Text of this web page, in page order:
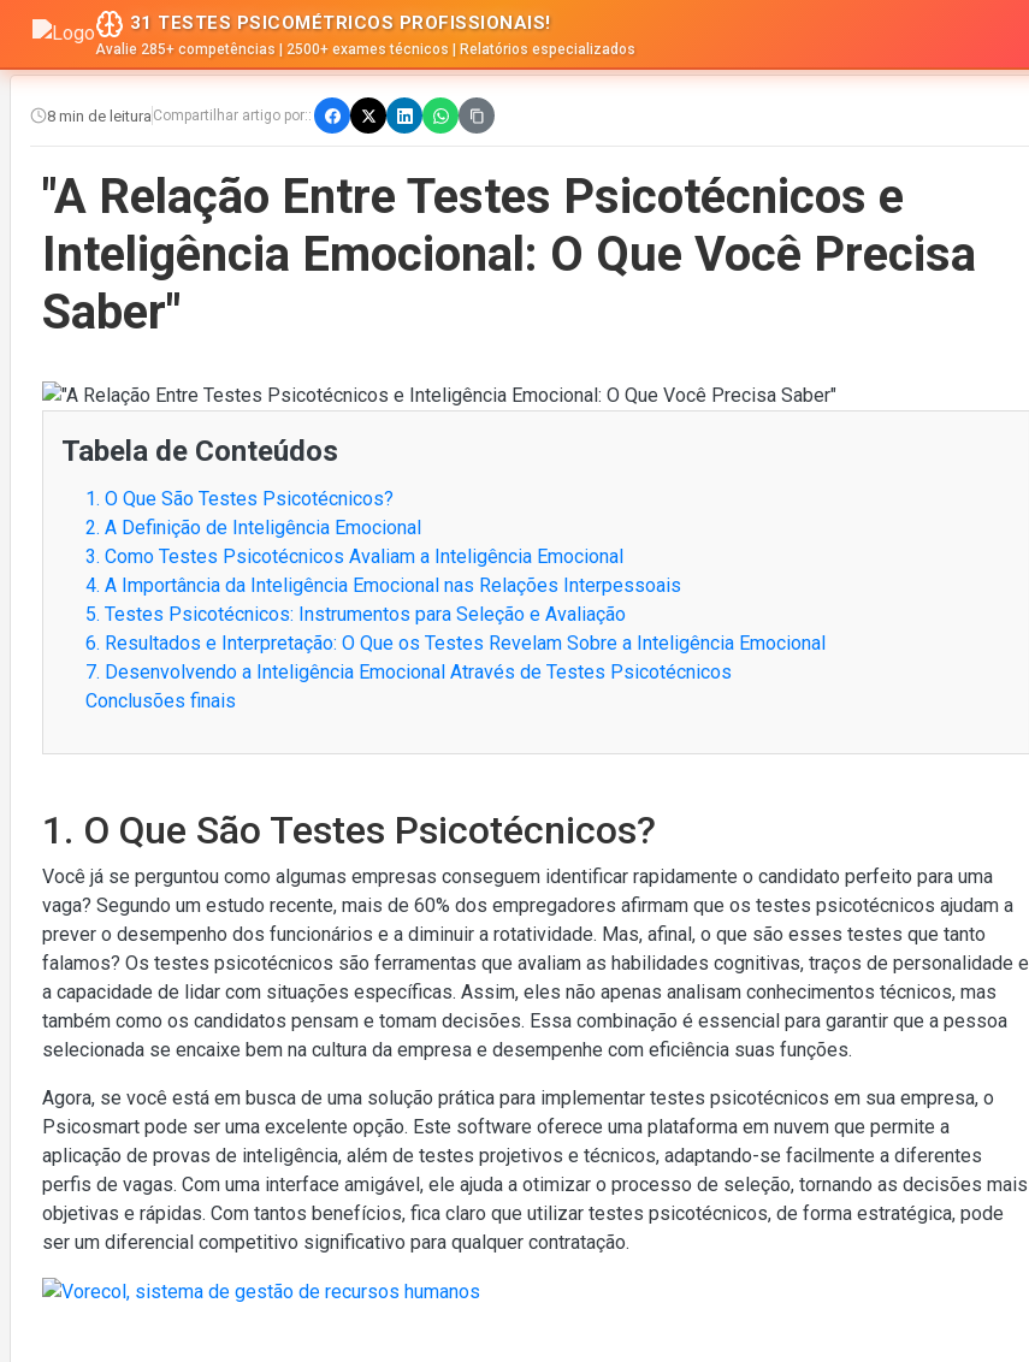
31 TESTES PSICOMÉTRICOS PROFISSIONAIS!
Avalie 285+ competências | 2500+ exames técnicos | Relatórios especializados
8 min de leitura Compartilhar artigo por::
"A Relação Entre Testes Psicotécnicos e
Inteligência Emocional: O Que Você Precisa
Saber"
Tabela de Conteúdos
1. O Que São Testes Psicotécnicos?
2. A Definição de Inteligência Emocional
3. Como Testes Psicotécnicos Avaliam a Inteligência Emocional
4. A Importância da Inteligência Emocional nas Relações Interpessoais
5. Testes Psicotécnicos: Instrumentos para Seleção e Avaliação
6. Resultados e Interpretação: O Que os Testes Revelam Sobre a Inteligência Emocional
7. Desenvolvendo a Inteligência Emocional Através de Testes Psicotécnicos
Conclusões finais
1. O Que São Testes Psicotécnicos?
Você já se perguntou como algumas empresas conseguem identificar rapidamente o candidato perfeito para uma
vaga? Segundo um estudo recente, mais de 60% dos empregadores afirmam que os testes psicotécnicos ajudam a
prever o desempenho dos funcionários e a diminuir a rotatividade. Mas, afinal, o que são esses testes que tanto
falamos? Os testes psicotécnicos são ferramentas que avaliam as habilidades cognitivas, traços de personalidade e
a capacidade de lidar com situações específicas. Assim, eles não apenas analisam conhecimentos técnicos, mas
também como os candidatos pensam e tomam decisões. Essa combinação é essencial para garantir que a pessoa
selecionada se encaixe bem na cultura da empresa e desempenhe com eficiência suas funções.
Agora, se você está em busca de uma solução prática para implementar testes psicotécnicos em sua empresa, o
Psicosmart pode ser uma excelente opção. Este software oferece uma plataforma em nuvem que permite a
aplicação de provas de inteligência, além de testes projetivos e técnicos, adaptando-se facilmente a diferentes
perfis de vagas. Com uma interface amigável, ele ajuda a otimizar o processo de seleção, tornando as decisões mais
objetivas e rápidas. Com tantos benefícios, fica claro que utilizar testes psicotécnicos, de forma estratégica, pode
ser um diferencial competitivo significativo para qualquer contratação.